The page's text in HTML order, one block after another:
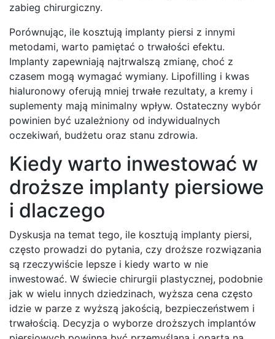
zabieg chirurgiczny.
Porównując, ile kosztują implanty piersi z innymi
metodami, warto pamiętać o trwałości efektu.
Implanty zapewniają najtrwalszą zmianę, choć z
czasem mogą wymagać wymiany. Lipofilling i kwas
hialuronowy oferują mniej trwałe rezultaty, a kremy i
suplementy mają minimalny wpływ. Ostateczny wybór
powinien być uzależniony od indywidualnych
oczekiwań, budżetu oraz stanu zdrowia.
Kiedy warto inwestować w
droższe implanty piersiowe
i dlaczego
Dyskusja na temat tego, ile kosztują implanty piersi,
często prowadzi do pytania, czy droższe rozwiązania
są rzeczywiście lepsze i kiedy warto w nie
inwestować. W świecie chirurgii plastycznej, podobnie
jak w wielu innych dziedzinach, wyższa cena często
idzie w parze z wyższą jakością, bezpieczeństwem i
trwałością. Decyzja o wyborze droższych implantów